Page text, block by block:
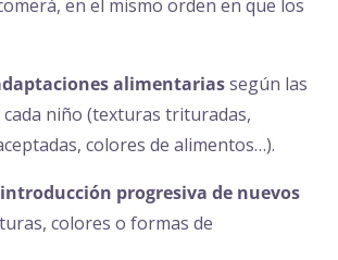
en el mismo orden en que los
alimentariassegún las
cada niño (texturas trituradas,
colores de alimentos…).
introducción progresiva de nuevos
colores o formas de